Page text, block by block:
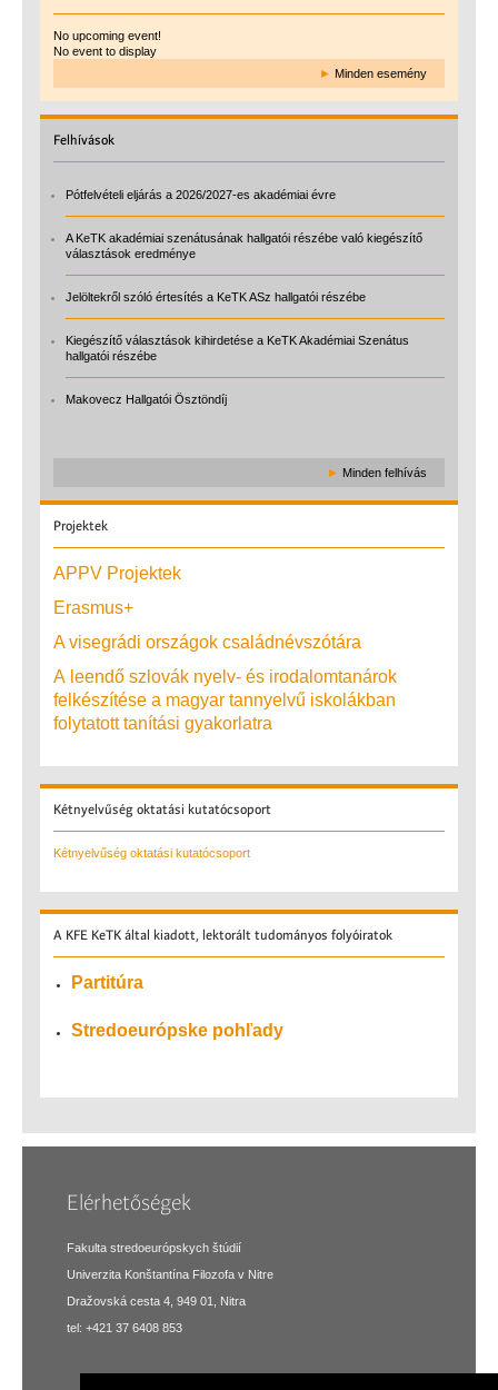
No upcoming event!
No event to display
► Minden esemény
Felhívások
Pótfelvételi eljárás a 2026/2027-es akadémiai évre
A KeTK akadémiai szenátusának hallgatói részébe való kiegészítő
választások eredménye
Jelöltekről szóló értesítés a KeTK ASz hallgatói részébe
Kiegészítő választások kihirdetése a KeTK Akadémiai Szenátus
hallgatói részébe
Makovecz Hallgatói Ösztöndíj
► Minden felhívás
Projektek
APPV Projektek
Erasmus+
A visegrádi országok családnévszótára
A leendő szlovák nyelv- és irodalomtanárok
felkészítése a magyar tannyelvű iskolákban
folytatott tanítási gyakorlatra
Kétnyelvűség oktatási kutatócsoport
Kétnyelvűség oktatási kutatócsoport
A KFE KeTK által kiadott, lektorált tudományos folyóiratok
Partitúra
Stredoeurópske pohľady
Elérhetőségek
Fakulta stredoeurópskych štúdií
Univerzita Konštantína Filozofa v Nitre
Dražovská cesta 4, 949 01, Nitra
tel: +421 37 6408 853